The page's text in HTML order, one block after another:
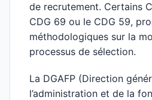
de recrutement. Certains
CDG 69 ou le CDG 59,
méthodologiques sur la
processus de sélection.
La DGAFP (Direction
l’administration et de la